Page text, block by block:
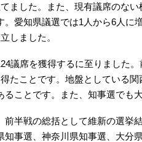
ました。また、現有議席のな
。愛知県議選では1人から6人に
しました。
議席を獲得するに至りました
たことです。地盤としている
ることです。また、知事選でも
前半戦の総括として維新の選挙
知事選、神奈川県知事選、大分